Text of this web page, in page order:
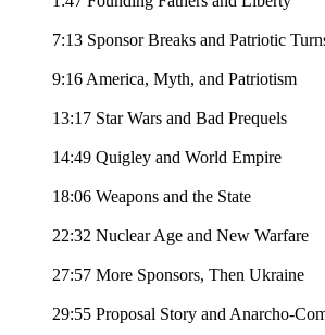
7:13 Sponsor Breaks and Patriotic
9:16 America, Myth, and Patriotism
13:17 Star Wars and Bad Prequels
14:49 Quigley and World Empire
18:06 Weapons and the State
22:32 Nuclear Age and New Warfare
27:57 More Sponsors, Then Ukraine
29:55 Proposal Story and Anarcho-